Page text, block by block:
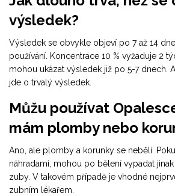
výsledek?
Výsledek se obvykle objeví po 7 až 14
používání. Koncentrace 10 % vyžaduje 2
mohou ukázat výsledek již po 5-7 dnech.
jde o trvalý výsledek.
Můžu používat
mám plomby nebo
Ano, ale plomby a korunky se nebělí.
náhradami, mohou po bělení vypadat
zuby. V takovém případě je vhodné
zubním lékařem.